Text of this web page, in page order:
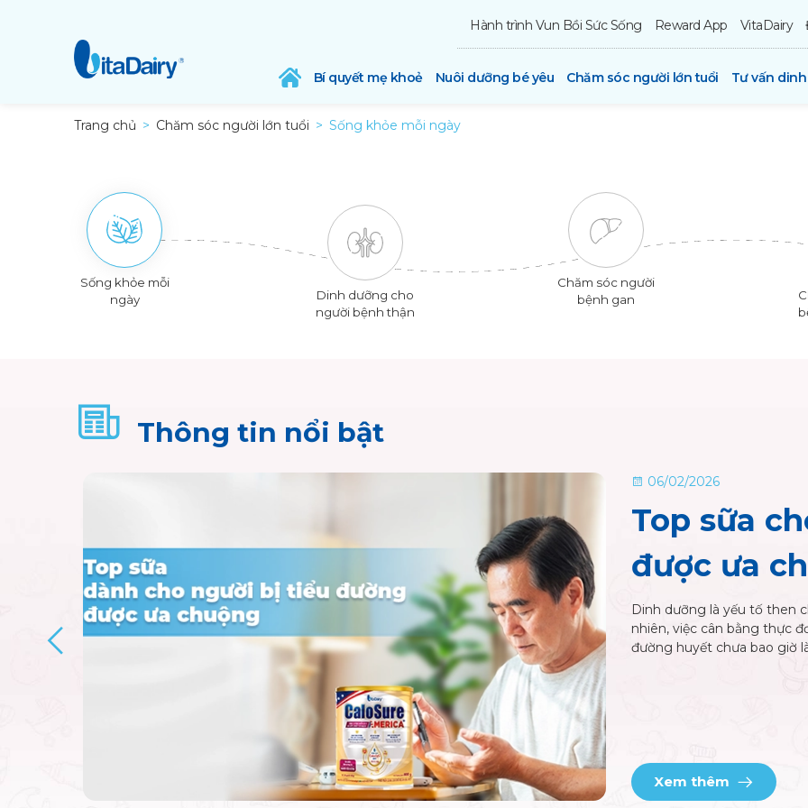
Hành trình Vun Bồi Sức Sống Reward App VitaDairy
Bí quyết mẹ khoẻ Nuôi dưỡng bé yêu Chăm sóc người lớn tuổi Tư vấn
Trang chủ Chăm sóc người lớn tuổi Sống khỏe mỗi ngày
Sống khỏe mỗi
ngày
Dinh dưỡng cho
người bệnh thận
Chăm sóc người
bệnh gan
Thông tin nổi bật
Top sữa cho người tiểu đường
được ưa chuộng
Dinh dưỡng là yếu tố then chốt giúp kiểm soát đái tháo đường hiệu quả. Tuy
nhiên, việc cân bằng thực đơn mỗi ngày sao cho đủ chất mà không làm tăng
đường huyết chưa bao giờ là dễ dàng.